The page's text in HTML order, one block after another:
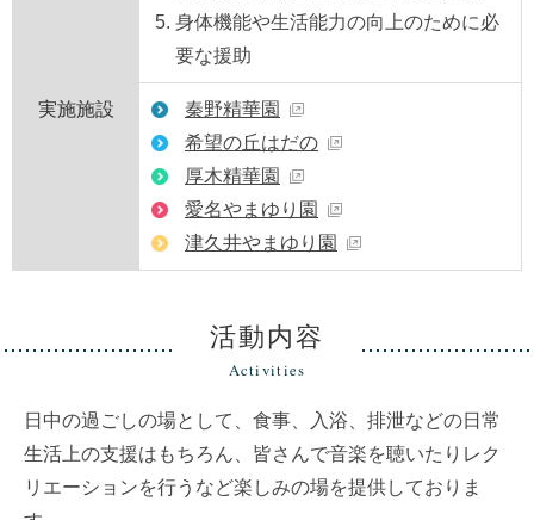
身体機能や生活能力の向上のために必
要な援助
実施施設
秦野精華園
希望の丘はだの
厚木精華園
愛名やまゆり園
津久井やまゆり園
活動内容
Activities
日中の過ごしの場として、食事、入浴、排泄などの日常
生活上の支援はもちろん、皆さんで音楽を聴いたりレク
リエーションを行うなど楽しみの場を提供しておりま